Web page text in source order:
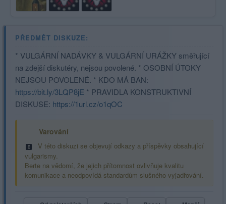
PŘEDMĚT DISKUZE:
* VULGÁRNÍ NADÁVKY & VULGÁRNÍ URÁŽKY směřující
na zdejší diskutéry, nejsou povolené. * OSOBNÍ ÚTOKY
NEJSOU POVOLENÉ. * KDO MÁ BAN:
https://bit.ly/3LQP8jE * PRAVIDLA KONSTRUKTIVNÍ
DISKUSE: https://1url.cz/o1qOC
Varování
V této diskuzi se objevují odkazy a příspěvky obsahující
vulgarismy.
Berte na vědomí, že jejich přítomnost ovlivňuje kvalitu
komunikace a neodpovídá standardům slušného vyjadřování.